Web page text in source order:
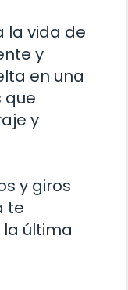
la vida de
y
en una
que
y
y giros
te
última